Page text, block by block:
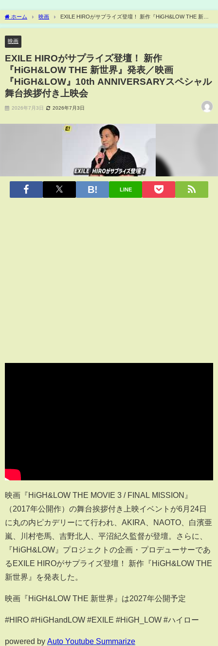
ホーム 映画
EXILE HIROがサプライズ登壇！ 新作『HiGH&LOW THE 新世
界』発表／映画『HiGH&LOW』10th ANNIVERSARYスペシャル舞台挨拶付き上映会
映画
EXILE HIROがサプライズ登壇！ 新作
『HiGH&LOW THE 新世界』発表／映画
『HiGH&LOW』10th ANNIVERSARYスペシャル
舞台挨拶付き上映会
2026年7月3日 2026年7月3日
LINE
映画『HiGH&LOW THE MOVIE 3 / FINAL MISSION』
（2017年公開作）の舞台挨拶付き上映イベントが6月24日
に丸の内ピカデリーにて行われ、AKIRA、NAOTO、白濱亜
嵐、川村壱馬、吉野北人、平沼紀久監督が登壇。さらに、
『HiGH&LOW』プロジェクトの企画・プロデューサーであ
るEXILE HIROがサプライズ登壇！ 新作『HiGH&LOW THE
新世界』を発表した。
映画『HiGH&LOW THE 新世界』は2027年公開予定
#HIRO #HiGHandLOW #EXILE #HiGH_LOW #ハイロー
powered by Auto Youtube Summarize